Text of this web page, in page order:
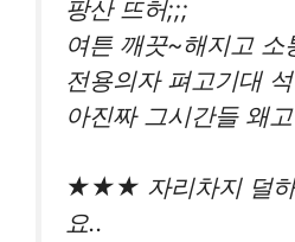
팡산 뜨허;;;
여튼 깨끗~해지고 소
전용의자 펴고기대
아진짜 그시간들 왜
★★★ 자리차지 덜하
요..